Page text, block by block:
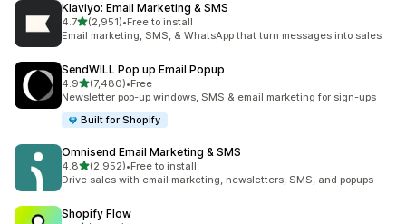
Klaviyo: Email Marketing & SMS
4.7เต็ม 5 ดาว
(2,951)
ทั้งหมด 2951 รีวิว
•Free to install
Email marketing, SMS, & WhatsApp that turn messages into sales
SendWILL Pop up Email Popup
4.9เต็ม 5 ดาว
(7,480)
ทั้งหมด 7480 รีวิว
•Free
Newsletter pop-up windows, SMS & email marketing for sign-ups
Built for Shopify
Omnisend Email Marketing & SMS
4.8เต็ม 5 ดาว
(2,952)
ทั้งหมด 2952 รีวิว
•Free to install
Drive sales with email marketing, newsletters, SMS, and popups
Shopify Flow